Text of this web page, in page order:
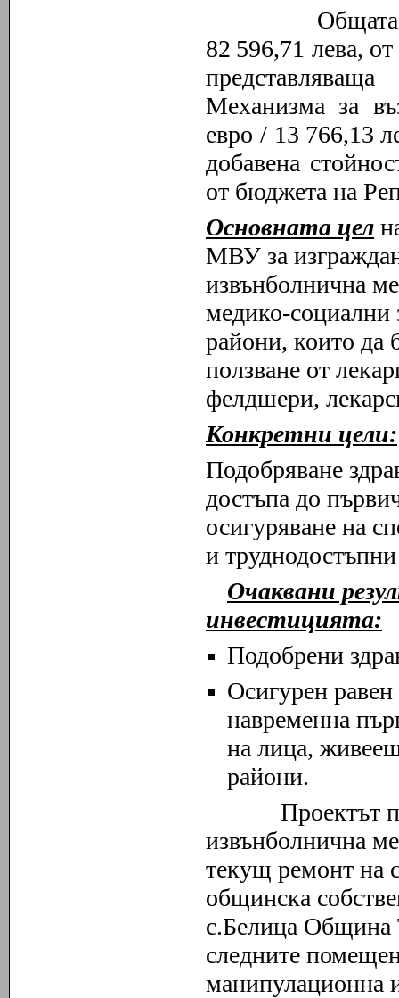
82 596,71 лева,
Механизма за
евро / 13 766,13
добавена
от бюджета на
Основната цел
МВУ за
извънболнична
медико-социални
райони, които да
ползване от
фелдшери,
Конкретни цели:
Подобряване
достъпа до
осигуряване на
и
Очаквани
инвестицията:
Подобрени
Осигурен
навременна
на лица,
райони.
Проектът
извънболнична
текущ ремонт на
общинска
с.Белица Община
следните
манипулационна